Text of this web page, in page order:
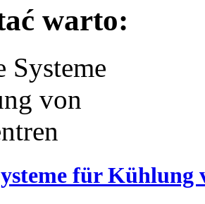
warto:
für Kühlung